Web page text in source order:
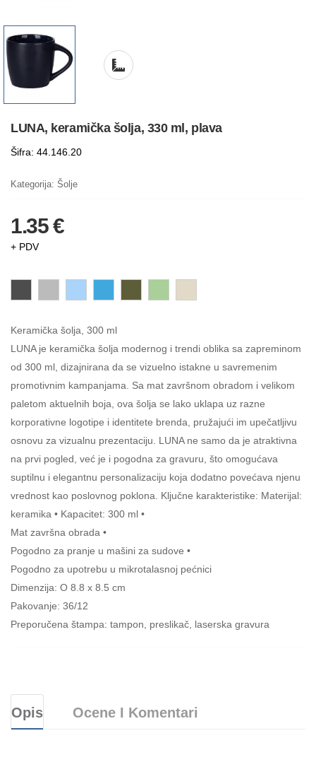
LUNA, keramička šolja, 330 ml, plava
Šifra: 44.146.20
Kategorija: Šolje
1.35 €
+ PDV
Keramička šolja, 300 ml
LUNA je keramička šolja modernog i trendi oblika sa zapreminom
od 300 ml, dizajnirana da se vizuelno istakne u savremenim
promotivnim kampanjama. Sa mat završnom obradom i velikom
paletom aktuelnih boja, ova šolja se lako uklapa uz razne
korporativne logotipe i identitete brenda, pružajući im upečatljivu
osnovu za vizualnu prezentaciju. LUNA ne samo da je atraktivna
na prvi pogled, već je i pogodna za gravuru, što omogućava
suptilnu i elegantnu personalizaciju koja dodatno povećava njenu
vrednost kao poslovnog poklona. Ključne karakteristike: Materijal:
keramika • Kapacitet: 300 ml •
Mat završna obrada •
Pogodno za pranje u mašini za sudove •
Pogodno za upotrebu u mikrotalasnoj pećnici
Dimenzija: O 8.8 x 8.5 cm
Pakovanje: 36/12
Preporučena štampa: tampon, preslikač, laserska gravura
Opis Ocene I Komentari